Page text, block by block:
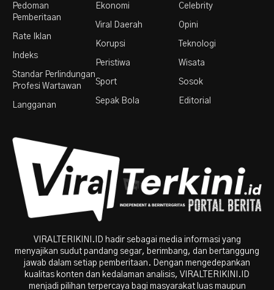
Pedoman
Pemberitaan
Rate Iklan
Indeks
Standar Perlindungan
Profesi Wartawan
Langganan
Ekonomi
Viral Daerah
Korupsi
Peristiwa
Sport
Sepak Bola
Celebrity
Opini
Teknologi
Wisata
Sosok
Editorial
VIRALTERIKINI.ID hadir sebagai media informasi yang
menyajikan sudut pandang segar, berimbang, dan bertanggung
jawab dalam setiap pemberitaan. Dengan mengedepankan
kualitas konten dan kedalaman analisis, VIRALTERIKINI.ID
menjadi pilihan terpercaya bagi masyarakat luas maupun